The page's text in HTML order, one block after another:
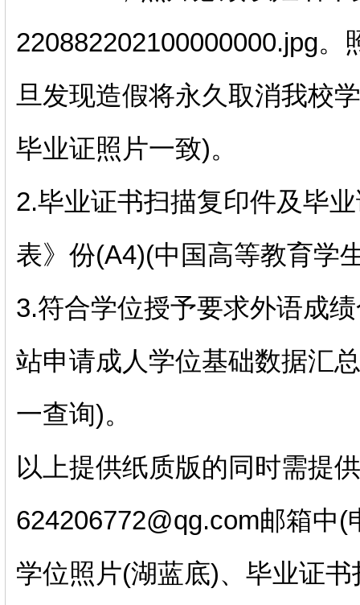
220882202100000000.jpg
旦发现造假将永久取消我校
毕业证照片一致)。
2.毕业证书扫描复印件及毕
表》份(A4)(中国高等教育学
3.符合学位授予要求外语成
站申请成人学位基础数据汇
一查询)。
以上提供纸质版的同时需提
624206772@qg.com邮箱中
学位照片(湖蓝底)、毕业证